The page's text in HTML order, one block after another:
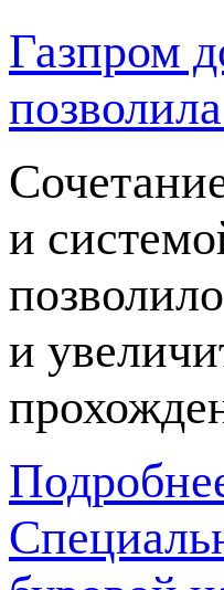
Газпром
и
и